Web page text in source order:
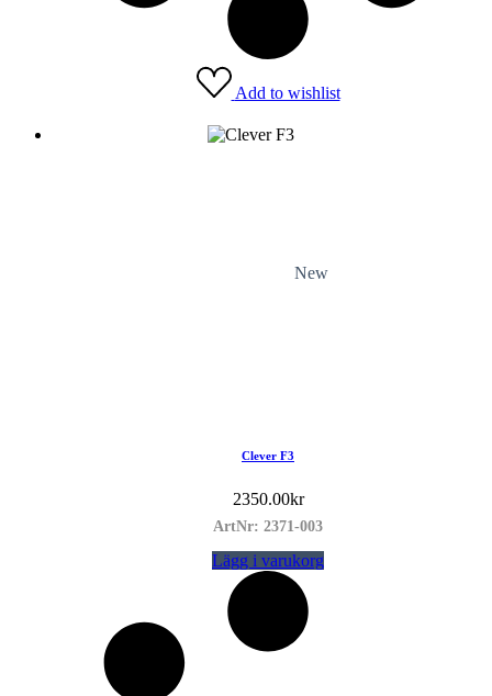
Add to wishlist
New
Clever F3
2350.00kr
ArtNr: 2371-003
Lägg i varukorg